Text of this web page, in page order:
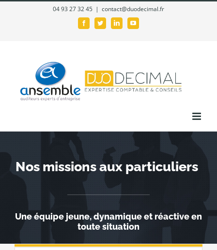
04 93 27 32 45 | contact@duodecimal.fr
FacebookTwitterLinkedInYouTube
Nos missions aux particuliers
Une équipe jeune, dynamique et réactive en
toute situation